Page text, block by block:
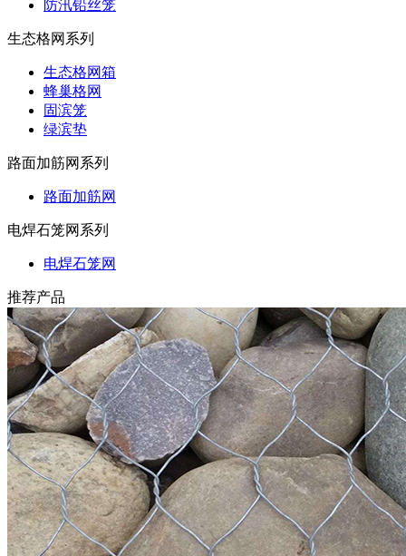
防汛铅丝笼
生态格网系列
生态格网箱
蜂巢格网
固滨笼
绿滨垫
路面加筋网系列
路面加筋网
电焊石笼网系列
电焊石笼网
推荐产品